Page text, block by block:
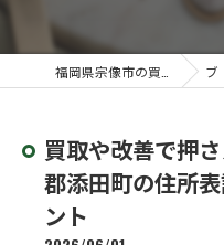
ブログ
買取や改善で押
郡添田町の住所
ント